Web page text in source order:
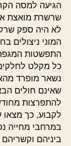
הגיעה למסה
שרשרת מואצת
לא היה ספק
המוני ניצולים
התפשטות
כל מקלט
נשאר מופרד
שאינם חולים
להתפרצות
לקבוע, כך מצאו
במרחבי מחייה
ביניהם